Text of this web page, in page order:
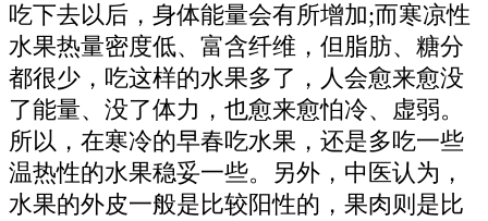
吃下去以后，身体能量会有所增加;而寒凉性
水果热量密度低、富含纤维，但脂肪、糖分
都很少，吃这样的水果多了，人会愈来愈没
了能量、没了体力，也愈来愈怕冷、虚弱。
所以，在寒冷的早春吃水果，还是多吃一些
温热性的水果稳妥一些。另外，中医认为，
水果的外皮一般是比较阳性的，果肉则是比